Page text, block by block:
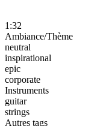
1:32
Ambiance/Thème
neutral
inspirational
epic
corporate
Instruments
guitar
strings
Autres tags